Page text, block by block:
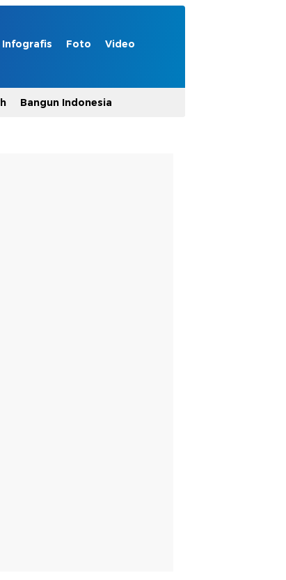
Infografis Foto Video
Bangun Indonesia